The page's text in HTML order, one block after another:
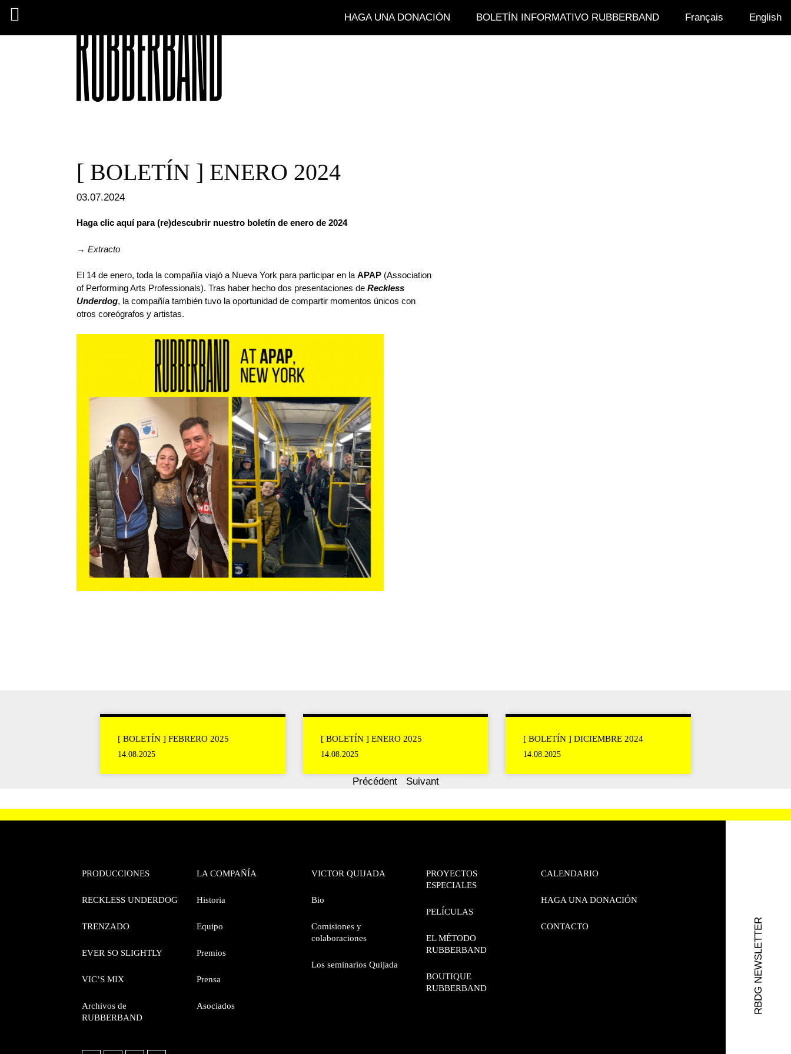
HAGA UNA DONACIÓN BOLETÍN INFORMATIVO RUBBERBAND Français English
[ BOLETÍN ] ENERO 2024
03.07.2024
Haga clic aquí para (re)descubrir nuestro boletín de enero de 2024
→ Extracto
El 14 de enero, toda la compañía viajó a Nueva York para participar en la APAP (Association
of Performing Arts Professionals). Tras haber hecho dos presentaciones de Reckless
Underdog, la compañía también tuvo la oportunidad de compartir momentos únicos con
otros coreógrafos y artistas.
[ BOLETÍN ] FEBRERO 2025
14.08.2025
[ BOLETÍN ] ENERO 2025
14.08.2025
[ BOLETÍN ] DICIEMBRE 2024
14.08.2025
Précédent Suivant
PRODUCCIONES
RECKLESS UNDERDOG
TRENZADO
EVER SO SLIGHTLY
VIC’S MIX
Archivos de
RUBBERBAND
LA COMPAÑÍA
Historia
Equipo
Premios
Prensa
Asociados
VICTOR QUIJADA
Bio
Comisiones y
colaboraciones
Los seminarios Quijada
PROYECTOS
ESPECIALES
PELÍCULAS
EL MÉTODO
RUBBERBAND
BOUTIQUE
RUBBERBAND
CALENDARIO
HAGA UNA DONACIÓN
CONTACTO RBDG NEWSLETTER